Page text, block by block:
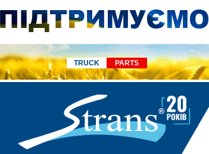
TRUCK PARTS